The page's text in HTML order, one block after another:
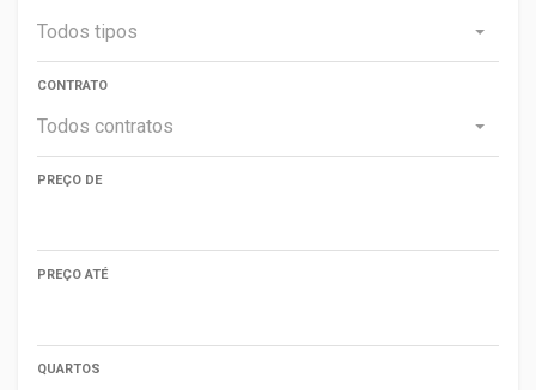
Todos tipos
CONTRATO
Todos contratos
PREÇO DE
PREÇO ATÉ
QUARTOS